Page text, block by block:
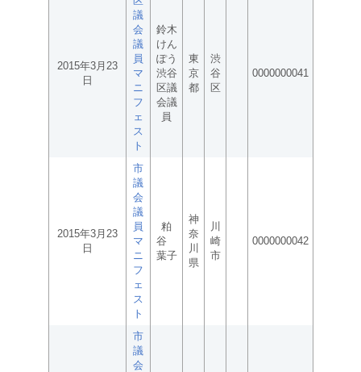
2015年3月23
日
議
会
議
員
マ
ニ
フ
ェ
ス
ト
鈴木
けん
ぽう
渋谷
区議
会議
員
東
京
都
渋
谷
区
0000000041
2015年3月23
日
市
議
会
議
員
マ
ニ
フ
ェ
ス
ト
粕
谷
葉子
神
奈
川
県
川
崎
市
0000000042
市
議
会